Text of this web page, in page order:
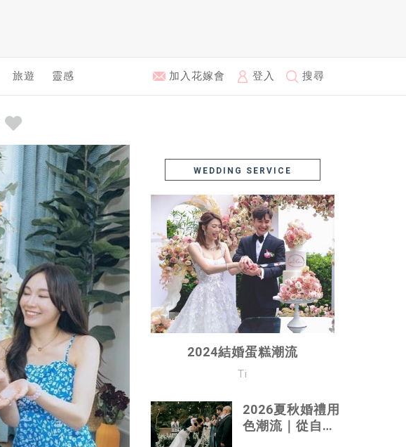
旅遊 靈感 加入花嫁會 登入 搜尋
WEDDING SERVICE
2024結婚蛋糕潮流
Ti
2026夏秋婚禮用
色潮流｜從自然